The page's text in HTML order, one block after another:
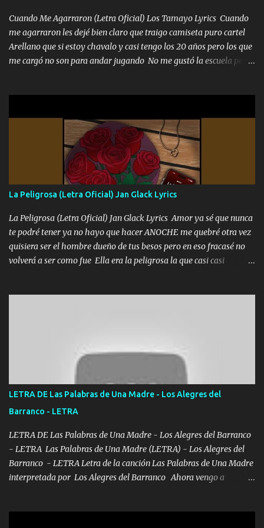
echarle chingazos Y seguir trabajando porque nada es...
Cuando Me Agarraron (Letra Oficial) Los Tamayo Lyrics Cuando
me agarraron les dejé bien claro que traigo camiseta puro cartel
Arellano que si estoy chavalo y casi tengo los 20 años pero los que
me cargó no son para andar jugando No me gustó la escuela pero
Yo Soy El De Las Pacas Sobrino Del Brazo Armad0 Con mi Glock
fajado y mi R terciado me van a ver allá por TJ para un licenciado
mando un abrazo andamos al cien Choritas también Música
Ando en la colonia bien acelerado traigo un M2 que nunca me ha
fallado para mi compadre mandó un fuerte abrazo también al
Especial sabe que lo apreciamos En los mejores antros me verán
tomando con mujeres hermosas y botellas destapando siempre
bien cuidado bien atrabancado y a los que me conocen ya saben de
lo que hablo Entre lob...
La Peligrosa (Letra Oficial) Jan Glack Lyrics
La Peligrosa (Letra Oficial) Jan Glack Lyrics Amor ya sé que nunca
te podré tener ya no hayo que hacer ANOCHE me quebré otra vez
quisiera ser el hombre dueño de tus besos pero en eso fracasé no
volverá a ser como fue Ella era la peligrosa la que casi casi
quiero que sea nunca con otra yo quiero llevarte a la Luna y si
quieres en ese momento te pido que seas mi esposa Chingada
madre no quiero dejar de tenerte no ayuda la p'uta loquera y al
chile quisiera ser menos de ti dependiente la pinche tristeza me
encierra princesa tu sabes que nunca saldras de mi mente Ella era
la peligro...
LETRA DE Las Palabras de Una Madre - Los Alegres del
Barranco - LETRA
LETRA DE Las Palabras de Una Madre - Los Alegres del Barranco
- LETRA Las Palabras de Una Madre (LETRA) - Los Alegres del
Barranco - LETRA Letra de la canción Las Palabras de Una Madre
interpretada por Los Alegres del Barranco Ahora vengo a